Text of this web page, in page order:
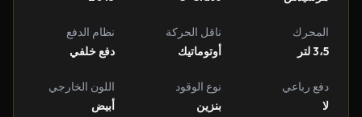
المحرك
3،5 لتر
ناقل الحركة
أوتوماتيك
نظام الدفع
دفع خلفي
دفع رباعي
لا
نوع الوقود
بنزين
اللون الخارجي
أبيض